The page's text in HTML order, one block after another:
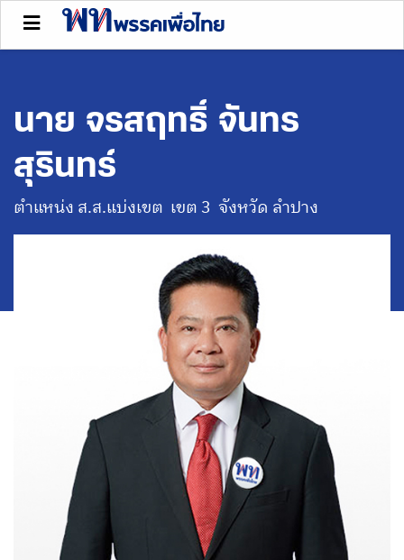
นาย จรสฤทธิ์ จันทร
สุรินทร์
ตำแหน่ง ส.ส.แบ่งเขต เขต 3 จังหวัด ลำปาง